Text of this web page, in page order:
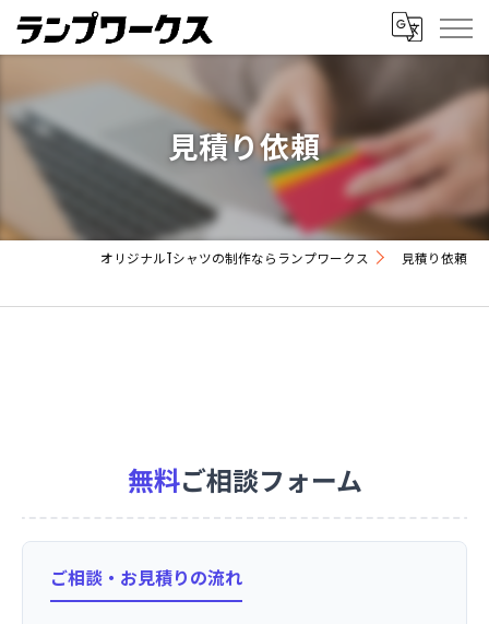
見積り依頼
オリジナルTシャツの制作ならランプワークス 見積り依頼
無料ご相談フォーム
ご相談・お見積りの流れ